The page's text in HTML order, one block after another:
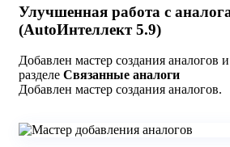
Улучшенная работа с
(AutoИнтеллект 5.9)
Добавлен мастер создания аналогов
разделе Связанные аналоги
Добавлен мастер создания аналогов.